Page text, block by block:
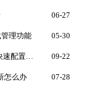
06-27
理功能 05-30
Chrome浏览器下载及浏览器功能优化快速配置方法 09-22
怎么办 07-28